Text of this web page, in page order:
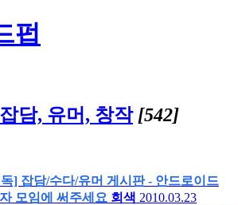
펍
담, 유머, 창작 [542]
] 잡담/수다/유머 게시판 - 안드로이드
모임에 써주세요 회색 2010.03.23